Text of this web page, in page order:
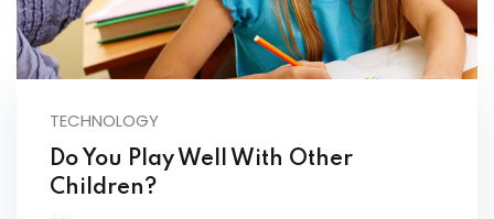
TECHNOLOGY
Do You Play Well With Other
Children?